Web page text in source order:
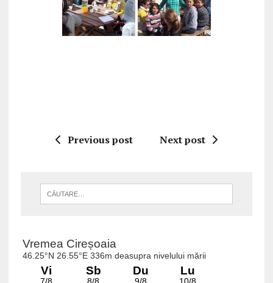
Previous post Next post